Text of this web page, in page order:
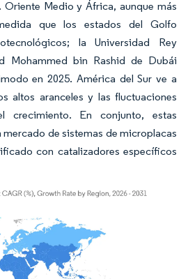
Oriente Medio y África, aunque más
que los estados del Golfo
la Universidad Rey
Mohammed bin Rashid de Dubái
en 2025. América del Sur ve a
altos aranceles y las fluctuaciones
crecimiento. En conjunto, estas
de sistemas de microplacas
con catalizadores específicos